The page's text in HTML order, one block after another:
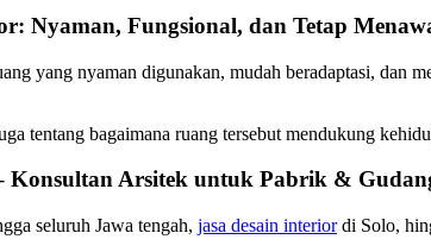
Nyaman, Fungsional, dan Tetap
yang nyaman digunakan, mudah beradaptasi, dan
tentang bagaimana ruang tersebut mendukung
Konsultan Arsitek untuk Pabrik &
seluruh Jawa tengah, jasa desain interiordi Solo,